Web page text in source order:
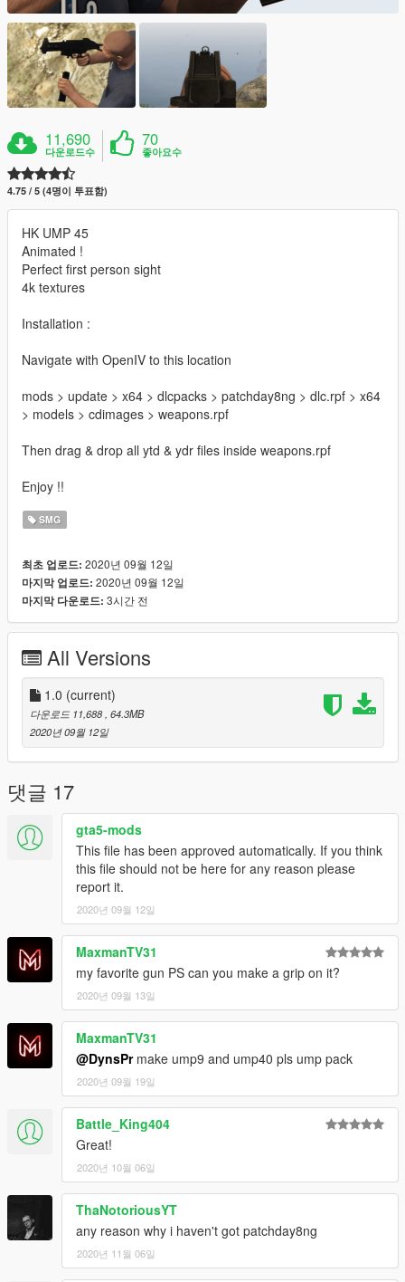
11,690
다운로드수
70
좋아요수
4.75 / 5 (4명이 투표함)
HK UMP 45
Animated !
Perfect first person sight
4k textures
Installation :
Navigate with OpenIV to this location
mods > update > x64 > dlcpacks > patchday8ng > dlc.rpf > x64
> models > cdimages > weapons.rpf
Then drag & drop all ytd & ydr files inside weapons.rpf
Enjoy !!
SMG
최초 업로드: 2020년 09월 12일
마지막 업로드: 2020년 09월 12일
마지막 다운로드: 3시간 전
All Versions
1.0 (current)
다운로드 11,688 , 64.3MB
2020년 09월 12일
댓글 17
gta5-mods
This file has been approved automatically. If you think
this file should not be here for any reason please
report it.
2020년 09월 12일
MaxmanTV31
my favorite gun PS can you make a grip on it?
2020년 09월 13일
MaxmanTV31
@DynsPrmake ump9 and ump40 pls ump pack
2020년 09월 19일
Battle_King404
Great!
2020년 10월 06일
ThaNotoriousYT
any reason why i haven't got patchday8ng
2020년 11월 06일